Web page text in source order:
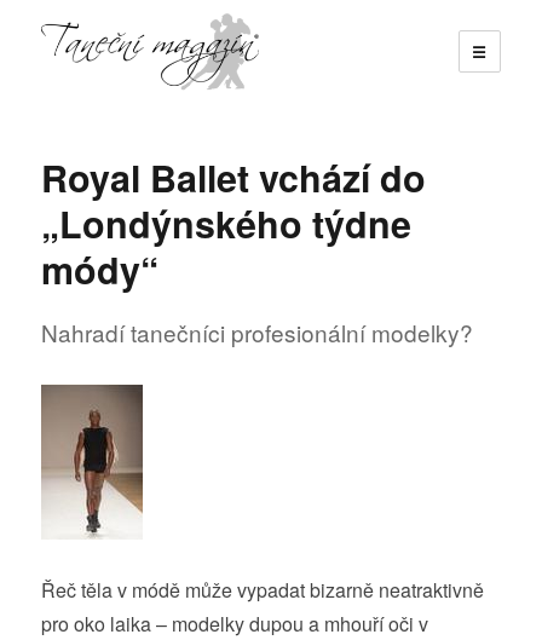
☰
Royal Ballet vchází do
„Londýnského týdne
módy“
Nahradí tanečníci profesionální modelky?
Řeč těla v módě může vypadat bizarně neatraktivně
pro oko laika – modelky dupou a mhouří oči v